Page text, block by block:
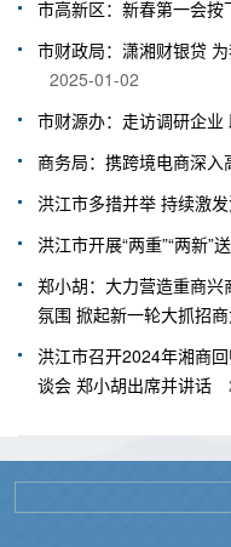
市高新区：新春第一会
市财政局：潇湘财银贷
2025-01-02
市财源办：走访调研企业
商务局：携跨境电商深
洪江市多措并举 持续激
洪江市开展“两重”“两新”
郑小胡：大力营造重商
氛围 掀起新一轮大抓招
洪江市召开2024年湘商
谈会 郑小胡出席并讲话